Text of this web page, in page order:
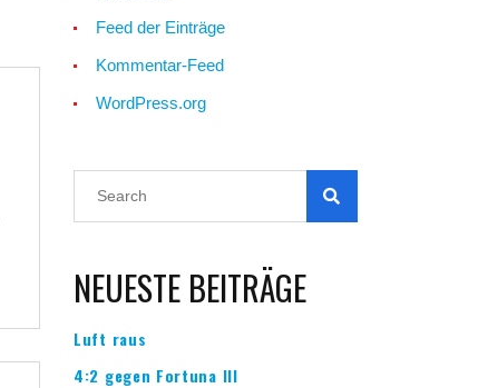
Feed der Einträge
Kommentar-Feed
WordPress.org
NEUESTE BEITRÄGE
Luft raus
4:2 gegen Fortuna III